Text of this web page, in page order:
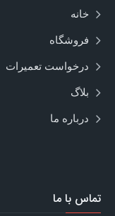
خانه
فروشگاه
درخواست تعمیرات
بلاگ
درباره ما
تماس با ما